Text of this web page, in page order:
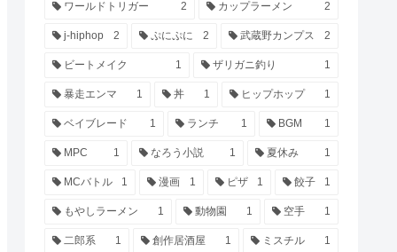
ワールドトリガー 2 カップラーメン 2
j-hiphop 2 ぷにぷに 2 武蔵野カンプス 2
ビートメイク 1 ザリガニ釣り 1
暴走エンマ 1 丼 1 ヒップホップ 1
ベイブレード 1 ランチ 1 BGM 1
MPC 1 なろう小説 1 夏休み 1
MCバトル 1 漫画 1 ピザ 1 餃子 1
もやしラーメン 1 動物園 1 空手 1
二郎系 1 創作居酒屋 1 ミスチル 1